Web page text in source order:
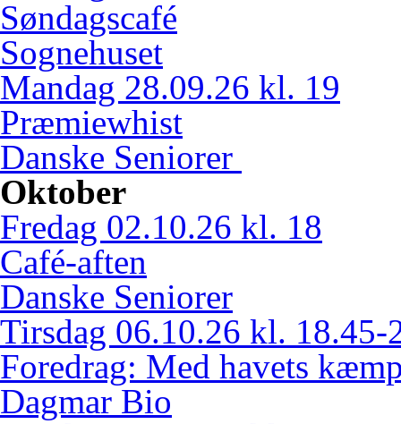
Søndagscafé
Sognehuset
Mandag 28.09.26 kl. 19
Præmiewhist
Danske Seniorer
Oktober
Fredag 02.10.26 kl. 18
Café-aften
Danske Seniorer
Tirsdag 06.10.26 kl. 18.45-
Foredrag: Med havets
Dagmar Bio